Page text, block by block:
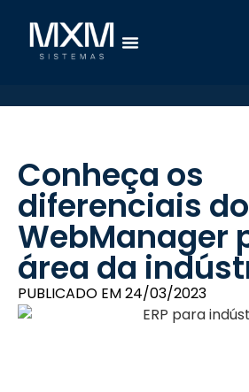
Conheça os
diferenciais
WebManager
área da
PUBLICADO EM24/03/2023